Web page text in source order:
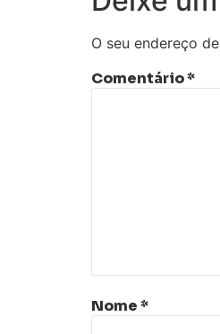
O seu endereço
Comentário*
Nome*